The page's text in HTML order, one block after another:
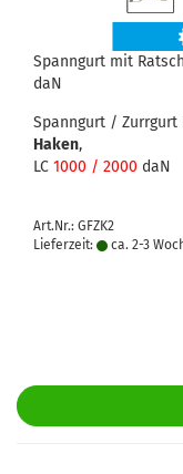
Spanngurt mit
daN
Spanngurt / Zurrgurt
Haken,
LC 1000 / 2000 daN
Art.Nr.: GFZK2
Lieferzeit:
ca. 2-3